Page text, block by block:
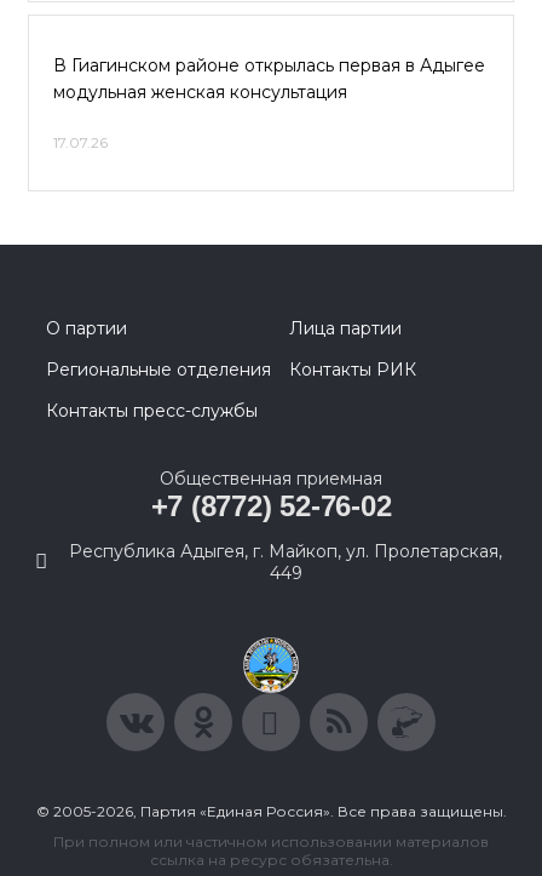
В Гиагинском районе открылась первая в Адыгее
модульная женская консультация
17.07.26
О партии
Лица партии
Региональные отделения
Контакты РИК
Контакты пресс-службы
Общественная приемная
+7 (8772) 52-76-02
Республика Адыгея, г. Майкоп, ул. Пролетарская,
449
© 2005-2026, Партия «Единая Россия». Все права защищены.
При полном или частичном использовании материалов
ссылка на ресурс обязательна.